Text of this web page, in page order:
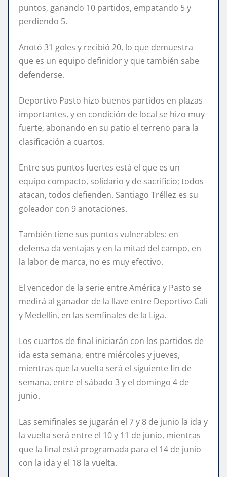
puntos, ganando 10 partidos, empatando 5 y
perdiendo 5.
Anotó 31 goles y recibió 20, lo que demuestra
que es un equipo definidor y que también sabe
defenderse.
Deportivo Pasto hizo buenos partidos en plazas
importantes, y en condición de local se hizo muy
fuerte, abonando en su patio el terreno para la
clasificación a cuartos.
Entre sus puntos fuertes está el que es un
equipo compacto, solidario y de sacrificio; todos
atacan, todos defienden. Santiago Tréllez es su
goleador con 9 anotaciones.
También tiene sus puntos vulnerables: en
defensa da ventajas y en la mitad del campo, en
la labor de marca, no es muy efectivo.
El vencedor de la serie entre América y Pasto se
medirá al ganador de la llave entre Deportivo Cali
y Medellín, en las semfinales de la Liga.
Los cuartos de final iniciarán con los partidos de
ida esta semana, entre miércoles y jueves,
mientras que la vuelta será el siguiente fin de
semana, entre el sábado 3 y el domingo 4 de
junio.
Las semifinales se jugarán el 7 y 8 de junio la ida y
la vuelta será entre el 10 y 11 de junio, mientras
que la final está programada para el 14 de junio
con la ida y el 18 la vuelta.